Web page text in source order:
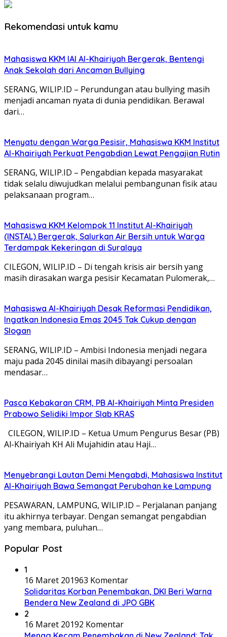
Rekomendasi untuk kamu
Mahasiswa KKM IAI Al-Khairiyah Bergerak, Bentengi
Anak Sekolah dari Ancaman Bullying
SERANG, WILIP.ID – Perundungan atau bullying masih
menjadi ancaman nyata di dunia pendidikan. Berawal
dari…
Menyatu dengan Warga Pesisir, Mahasiswa KKM Institut
Al-Khairiyah Perkuat Pengabdian Lewat Pengajian Rutin
SERANG, WILIP.ID – Pengabdian kepada masyarakat
tidak selalu diwujudkan melalui pembangunan fisik atau
pelaksanaan program…
Mahasiswa KKM Kelompok 11 Institut Al-Khairiyah
(INSTAL) Bergerak, Salurkan Air Bersih untuk Warga
Terdampak Kekeringan di Suralaya
CILEGON, WILIP.ID – Di tengah krisis air bersih yang
masih dirasakan warga pesisir Kecamatan Pulomerak,…
Mahasiswa Al-Khairiyah Desak Reformasi Pendidikan,
Ingatkan Indonesia Emas 2045 Tak Cukup dengan
Slogan
SERANG, WILIP.ID – Ambisi Indonesia menjadi negara
maju pada 2045 dinilai masih dibayangi persoalan
mendasar…
Pasca Kebakaran CRM, PB Al-Khairiyah Minta Presiden
Prabowo Selidiki Impor Slab KRAS
CILEGON, WILIP.ID – Ketua Umum Pengurus Besar (PB)
Al-Khairiyah KH Ali Mujahidin atau Haji…
Menyebrangi Lautan Demi Mengabdi, Mahasiswa Institut
Al-Khairiyah Bawa Semangat Perubahan ke Lampung
PESAWARAN, LAMPUNG, WILIP.ID – Perjalanan panjang
itu akhirnya terbayar. Dengan semangat pengabdian
yang membara, puluhan…
Popular Post
1
16 Maret 201963 Komentar
Solidaritas Korban Penembakan, DKI Beri Warna
Bendera New Zealand di JPO GBK
2
16 Maret 20192 Komentar